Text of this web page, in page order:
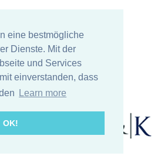
eine bestmögliche
Dienste. Mit der
und Services
einverstanden, dass
Learn more
OK!